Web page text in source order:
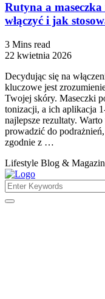
Rutyna a
włączyć i jak
3 Mins read
22 kwietnia 2026
Decydując się na
kluczowe jest
Twojej skóry. Maseczki
tonizacji, a ich aplikacja
najlepsze rezultaty.
prowadzić do
zgodnie z …
Lifestyle Blog &